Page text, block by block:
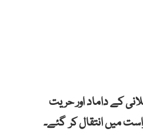
کے داماد اور حریت
میں انتقال کر گئے۔